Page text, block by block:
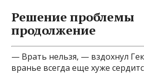
Решение проблемы
продолжение
— Врать нельзя, — вздохнул
вранье всегда еще хуже